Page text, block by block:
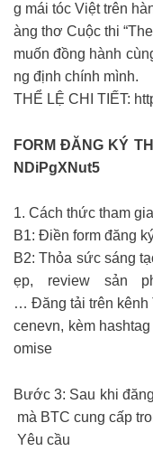
g mái tóc Việt trên
àng thơ Cuộc thi
muốn đồng hành
ng định chính mình.
THỂ LỆ CHI TIẾT:
FORM ĐĂNG KÝ
NDiPgXNut5
1. Cách thức tham gia
B1: Điền form đăng
B2: Thỏa sức sáng
ẹp, review sản
… Đăng tải trên kênh
cenevn, kèm
omise
Bước 3: Sau khi
mà BTC cung cấp
Yêu cầu